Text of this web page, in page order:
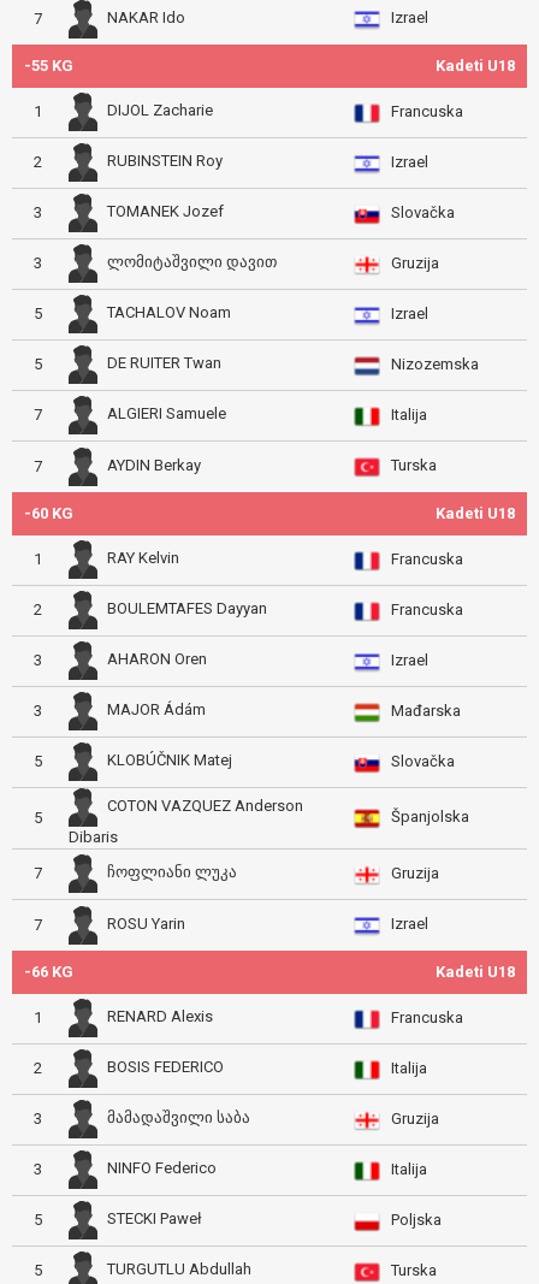
7 NAKAR Ido Izrael
-55 KG Kadeti U18
1 DIJOL Zacharie Francuska
2 RUBINSTEIN Roy Izrael
3 TOMANEK Jozef Slovačka
3 ლომიტაშვილი დავით Gruzija
5 TACHALOV Noam Izrael
5 DE RUITER Twan Nizozemska
7 ALGIERI Samuele Italija
7 AYDIN Berkay Turska
-60 KG Kadeti U18
1 RAY Kelvin Francuska
2 BOULEMTAFES Dayyan Francuska
3 AHARON Oren Izrael
3 MAJOR Ádám Mađarska
5 KLOBÚČNIK Matej Slovačka
5
COTON VAZQUEZ Anderson
Dibaris
Španjolska
7 ჩოფლიანი ლუკა Gruzija
7 ROSU Yarin Izrael
-66 KG Kadeti U18
1 RENARD Alexis Francuska
2 BOSIS FEDERICO Italija
3 მამადაშვილი საბა Gruzija
3 NINFO Federico Italija
5 STECKI Paweł Poljska
5 TURGUTLU Abdullah Turska